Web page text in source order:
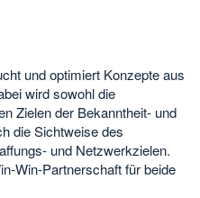
und optimiert Konzepte aus
wird sowohl die
Zielen der Bekanntheit- und
die Sichtweise des
und Netzwerkzielen.
Win-Partnerschaft für beide